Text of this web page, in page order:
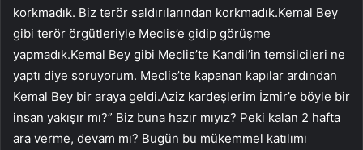
korkmadık. Biz terör saldırılarından korkmadık.Kemal Bey
gibi terör örgütleriyle Meclis’e gidip görüşme
yapmadık.Kemal Bey gibi Meclis’te Kandil’in temsilcileri ne
yaptı diye soruyorum. Meclis’te kapanan kapılar ardından
Kemal Bey bir araya geldi.Aziz kardeşlerim İzmir’e böyle bir
insan yakışır mı?” Biz buna hazır mıyız? Peki kalan 2 hafta
ara verme, devam mı? Bugün bu mükemmel katılımı